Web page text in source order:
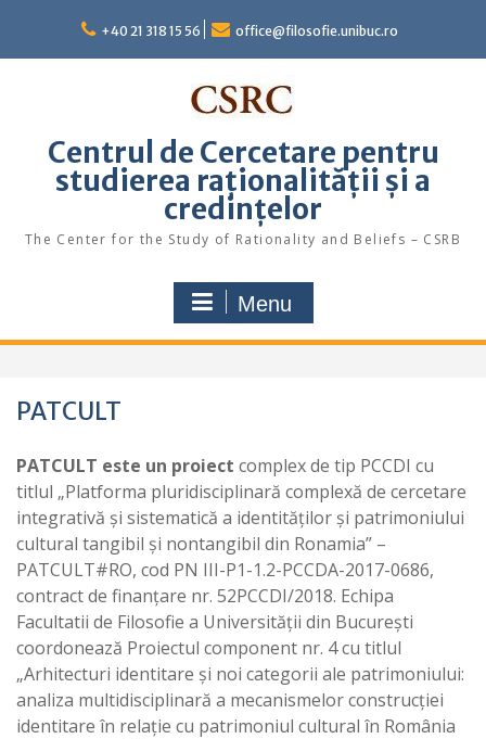
content
+40 21 318 15 56 office@filosofie.unibuc.ro
Centrul de Cercetare pentru
studierea raționalității și a
credințelor
The Center for the Study of Rationality and Beliefs – CSRB
Menu
PATCULT
PATCULT este un proiect complex de tip PCCDI cu
titlul „Platforma pluridisciplinară complexă de cercetare
integrativă și sistematică a identităților și patrimoniului
cultural tangibil și nontangibil din Ronamia” –
PATCULT#RO, cod PN III-P1-1.2-PCCDA-2017-0686,
contract de finanțare nr. 52PCCDI/2018. Echipa
Facultatii de Filosofie a Universității din București
coordonează Proiectul component nr. 4 cu titlul
„Arhitecturi identitare și noi categorii ale patrimoniului:
analiza multidisciplinară a mecanismelor construcției
identitare în relație cu patrimoniul cultural în România